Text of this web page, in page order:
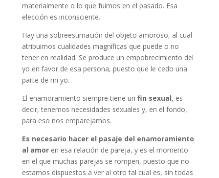
materialmente o lo que fuimos en el pasado. Esa
elección es inconsciente.
Hay una sobreestimación del objeto amoroso, al cual
atribuimos cualidades magníficas que puede o no
tener en realidad. Se produce un empobrecimiento del
yo en favor de esa persona, puesto que le cedo una
parte de mi yo.
El enamoramiento siempre tiene un fin sexual, es
decir, tenemos necesidades sexuales y, en el fondo,
para eso nos emparejamos.
Es necesario hacer el pasaje del enamoramiento
al amoren esa relación de pareja, y es el momento
en el que muchas parejas se rompen, puesto que no
estamos dispuestos a ver al otro tal cual es, sin todas